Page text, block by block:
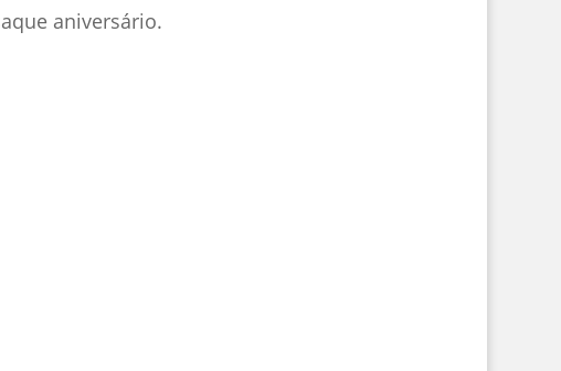
aniversário.